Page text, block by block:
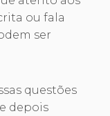
ou fala
ser
questões
depois